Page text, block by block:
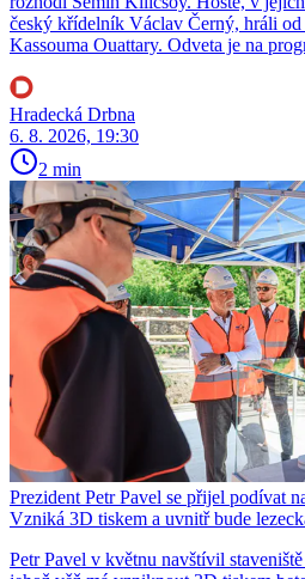
český křídelník Václav Černý, hráli
Kassouma Ouattary. Odveta je na
Hradecká Drbna
6. 8. 2026, 19:30
2 min
Prezident Petr Pavel se přijel podívat
Vzniká 3D tiskem a uvnitř bude
Petr Pavel v květnu navštívil